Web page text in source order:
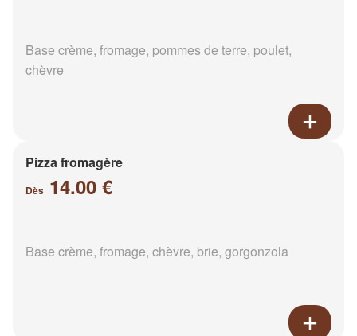
Base crème, fromage, pommes de terre, poulet,
chèvre
Pizza fromagère
Dès 14.00 €
Base crème, fromage, chèvre, brie, gorgonzola